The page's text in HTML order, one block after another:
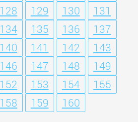
128 129 130
131
134 135 136
137
140 141 142
143
146 147 148
149
152 153 154
155
158 159
160